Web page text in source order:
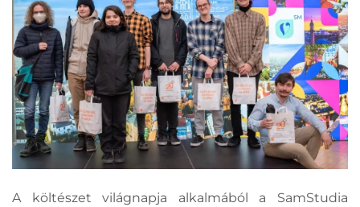
A költészet világnapja alkalmából a SamStudia